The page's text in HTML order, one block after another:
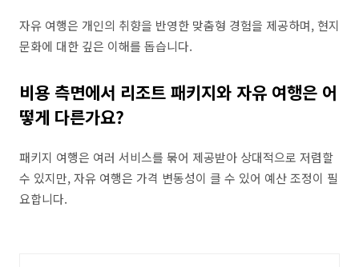
자유 여행은 개인의 취향을 반영한 맞춤형 경험을 제공하며, 현지
문화에 대한 깊은 이해를 돕습니다.
비용 측면에서 리조트 패키지와 자유 여행은 어
떻게 다른가요?
패키지 여행은 여러 서비스를 묶어 제공받아 상대적으로 저렴할
수 있지만, 자유 여행은 가격 변동성이 클 수 있어 예산 조정이 필
요합니다.